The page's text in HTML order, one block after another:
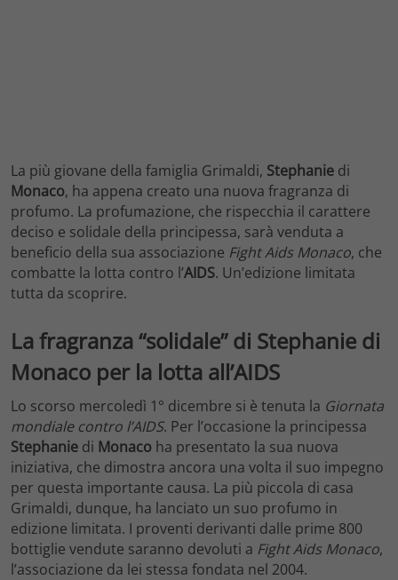
La più giovane della famiglia Grimaldi, Stephanie di
Monaco, ha appena creato una nuova fragranza di
profumo. La profumazione, che rispecchia il carattere
deciso e solidale della principessa, sarà venduta a
beneficio della sua associazione Fight Aids Monaco, che
combatte la lotta contro l’AIDS. Un’edizione limitata
tutta da scoprire.
La fragranza “solidale” di Stephanie di
Monaco per la lotta all’AIDS
Lo scorso mercoledì 1° dicembre si è tenuta la Giornata
mondiale contro l’AIDS. Per l’occasione la principessa
Stephanie di Monaco ha presentato la sua nuova
iniziativa, che dimostra ancora una volta il suo impegno
per questa importante causa. La più piccola di casa
Grimaldi, dunque, ha lanciato un suo profumo in
edizione limitata. I proventi derivanti dalle prime 800
bottiglie vendute saranno devoluti a Fight Aids Monaco,
l’associazione da lei stessa fondata nel 2004.